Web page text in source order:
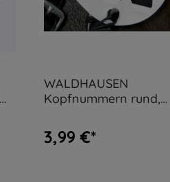
WALDHAUSEN
Kopfnummern rund,
3,99 €*